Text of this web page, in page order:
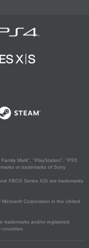
Mark", "PlayStation", "PS5
or trademarks of Sony
XBOX Series X|S are trademarks
Corporation in the United
trademarks and/or registered